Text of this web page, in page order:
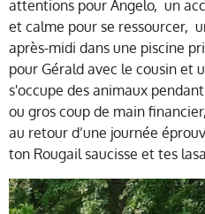
attentions pour Angelo, un
et calme pour se ressourcer,
après-midi dans une piscine
pour Gérald avec le cousin et
s'occupe des animaux
ou gros coup de main
au retour d’une journée
ton Rougail saucisse et tes